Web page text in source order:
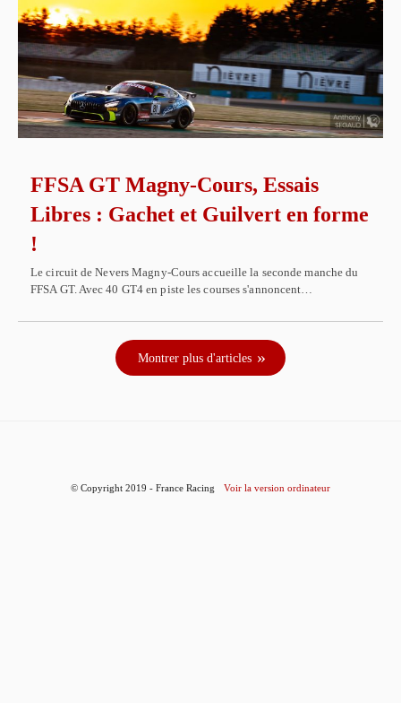
FFSA GT Magny-Cours, Essais
Libres : Gachet et Guilvert en forme
!
Le circuit de Nevers Magny-Cours accueille la seconde manche du
FFSA GT. Avec 40 GT4 en piste les courses s'annoncent…
Montrer plus d'articles
© Copyright 2019 - France Racing Voir la version ordinateur